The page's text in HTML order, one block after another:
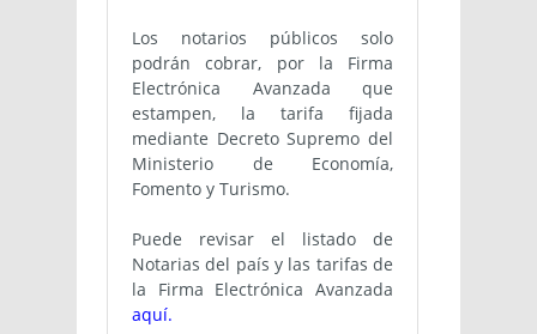
Los notarios públicos solo
podrán cobrar, por la Firma
Electrónica Avanzada que
estampen, la tarifa fijada
mediante Decreto Supremo del
Ministerio de Economía,
Fomento y Turismo.
Puede revisar el listado de
Notarias del país y las tarifas de
la Firma Electrónica Avanzada
aquí.